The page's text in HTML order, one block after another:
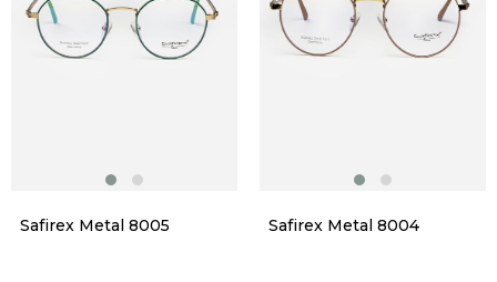
Safirex Metal 8005 Safirex Metal 8004